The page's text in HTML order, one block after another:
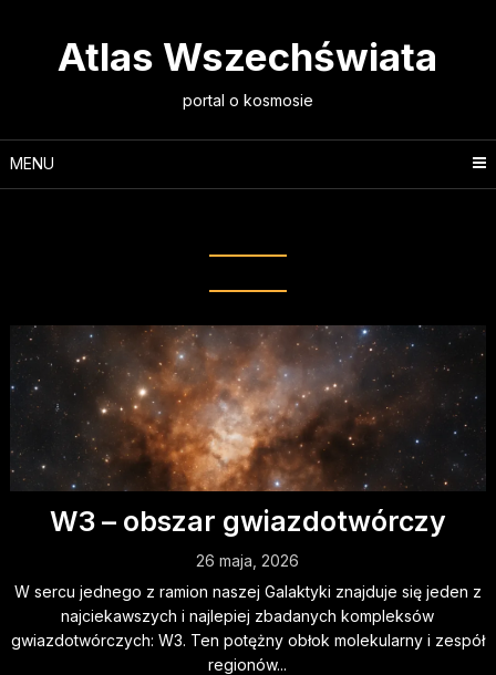
Atlas Wszechświata
portal o kosmosie
MENU
W3 – obszar gwiazdotwórczy
26 maja, 2026
W sercu jednego z ramion naszej Galaktyki znajduje się jeden z
najciekawszych i najlepiej zbadanych kompleksów
gwiazdotwórczych: W3. Ten potężny obłok molekularny i zespół
regionów...